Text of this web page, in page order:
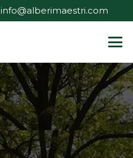
info@alberimaestri.com